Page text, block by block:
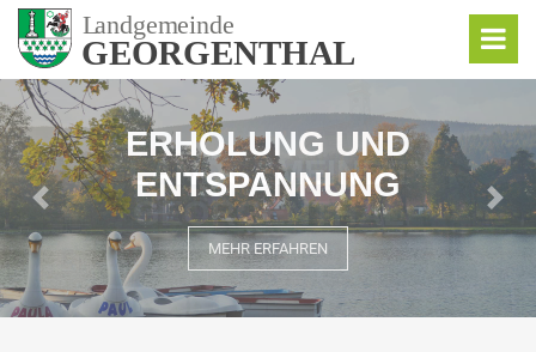
ERHOLUNG UND
ENTSPANNUNG
MEHR ERFAHREN
Rückwärts